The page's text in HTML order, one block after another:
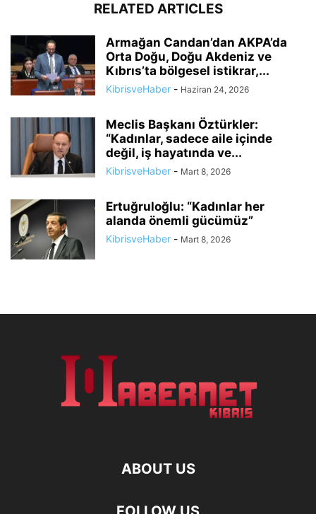
RELATED ARTICLES
Armağan Candan’dan AKPA’da
Orta Doğu, Doğu Akdeniz ve
Kıbrıs’ta bölgesel istikrar,...
KibrisveHaber - Haziran 24, 2026
Meclis Başkanı Öztürkler:
“Kadınlar, sadece aile içinde
değil, iş hayatında ve...
KibrisveHaber - Mart 8, 2026
Ertuğruloğlu: “Kadınlar her
alanda önemli gücümüz”
KibrisveHaber - Mart 8, 2026
ABOUT US